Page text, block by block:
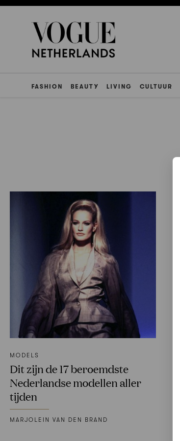
FASHION BEAUTY LIVING CULTUUR
MODELS
Dit zijn de 17 beroemdste
Nederlandse modellen aller
tijden
MARJOLEIN VAN DEN BRAND